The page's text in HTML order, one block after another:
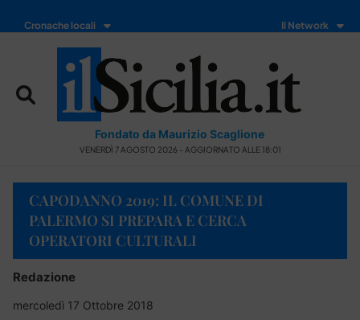
Cronache locali Il Network
Fondato da Maurizio Scaglione
VENERDÌ 7 AGOSTO 2026 - AGGIORNATO ALLE 18:01
CAPODANNO 2019: IL COMUNE DI
PALERMO SI PREPARA E CERCA
OPERATORI CULTURALI
Redazione
mercoledì 17 Ottobre 2018